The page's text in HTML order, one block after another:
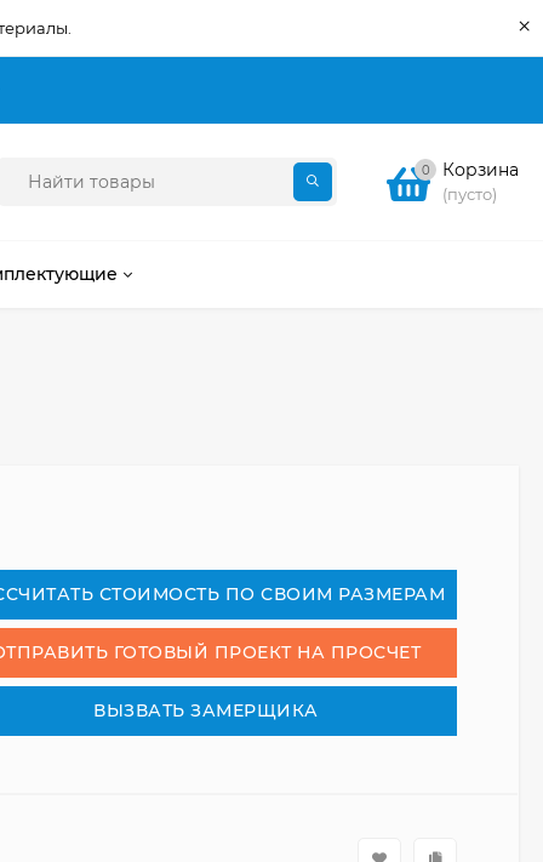
×
0 Корзина
(пусто)
СТОИМОСТЬ ПО СВОИМ РАЗМЕРАМ
ГОТОВЫЙ ПРОЕКТ НА ПРОСЧЕТ
ВЫЗВАТЬ ЗАМЕРЩИКА